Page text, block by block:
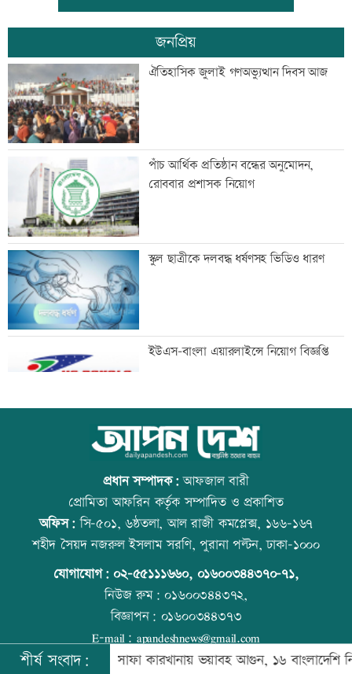
প্রধানমন্ত্রীর সভাপতিত্বে মন্ত্রিপরিষদের বৈঠক
চলছে
ধর্ষণসহ ভিডিও ধারণের দায়ে ২ জনের
মৃত্যুদণ্ড
চুপ্পুর বিরুদ্ধে ৫শ’ কোটি টাকা দুর্নীতির
অভিযোগ
নির্বাচন পদ্ধতি সংস্কার না করলে সহিংসতা
বাড়বে: এবি পার্টি
কার্যালয় দখল-পাল্টা দাবিতে ৩ কমিটির
লড়াই
প্রেমিকার সঙ্গে ঘুরতে গিয়ে প্রেমিক নিহত
হাম উপসর্গে আরও ৫ শিশুর মৃত্যু
জনপ্রিয়
ঐতিহাসিক জুলাই গণঅভ্যুত্থান দিবস আজ
পাঁচ আর্থিক প্রতিষ্ঠান বন্ধের অনুমোদন,
রোববার প্রশাসক নিয়োগ
স্কুল ছাত্রীকে দলবদ্ধ ধর্ষণসহ ভিডিও ধারণ
ইউএস-বাংলা এয়ারলাইন্সে নিয়োগ বিজ্ঞপ্তি
কাঁচা মরিচের দাম কমলেও ডিমের দাম
আজ স্বর্ণ-রুপা যে দামে বিক্রি হচ্ছে
ট্রেনের ধাক্কায় শিক্ষার্থীসহ নিহত ৪
প্রধান সম্পাদক:আফজাল বারী
প্রোমিতা আফরিন কর্তৃক সম্পাদিত ও প্রকাশিত
অফিস:সি-৫০১, ৬ষ্ঠতলা, আল রাজী কমপ্লেক্স, ১৬৬-১৬৭
শহীদ সৈয়দ নজরুল ইসলাম সরণি, পুরানা পল্টন, ঢাকা-১০০০
যোগাযোগ: ০২-৫৫১১১৬৬০, ০১৬০০৩৪৪৩৭০-৭১,
নিউজ রুম:০১৬০০৩৪৪৩৭২,
বিজ্ঞাপন: ০১৬০০৩৪৪৩৭৩
E-mail: apandeshnews@gmail.com
শীর্ষ সংবাদ:
সৌদিতে সোফা কারখানায় ভয়াবহ আগুন, ১৬ বাংলাদেশি নিহত